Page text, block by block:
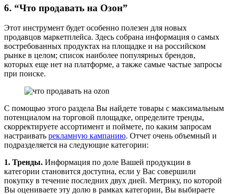
6. “Что продавать на Озон”
Этот инструмент будет особенно полезен для новых
продавцов маркетплейса. Здесь собрана информация о самых
востребованных продуктах на площадке и на российском
рынке в целом; список наиболее популярных брендов,
которых еще нет на платформе, а также самые частые запросы
при поиске.
С помощью этого раздела Вы найдете товары с максимальным
потенциалом на торговой площадке, определите тренды,
скорректируете ассортимент и поймете, по каким запросам
настраивать рекламную кампанию. Отчет очень объемный и
подразделяется на следующие категории:
1. Тренды. Информация по доле Вашей продукции в
категории становится доступна, если у Вас совершили
покупку в течение последних двух дней. Метрику, по которой
Вы оцениваете эту долю в рамках категории, Вы выбираете